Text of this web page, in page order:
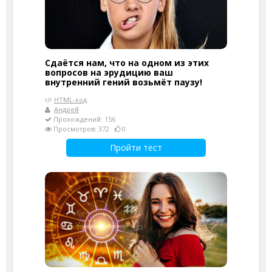
Сдаётся нам, что на одном из этих
вопросов на эрудицию ваш
внутренний гений возьмёт паузу!
HTML-код
Андрей
Прохождений: 156
Просмотров: 372
0
Пройти тест